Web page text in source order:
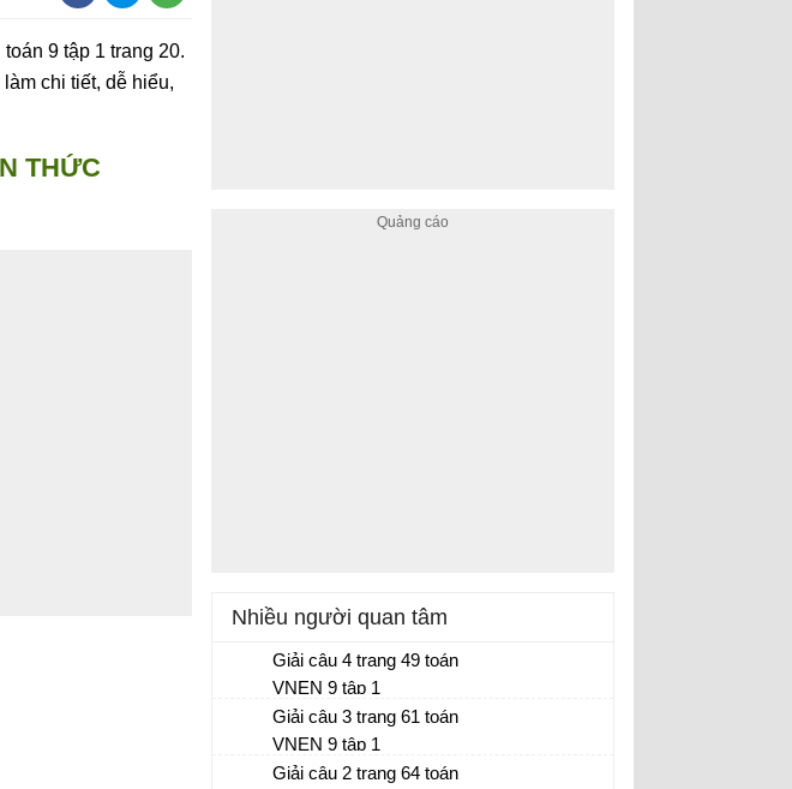
9 tập 1 trang 20.
chi tiết, dễ hiểu,
THỨC
Nhiều người quan tâm
Giải câu 4 trang 49 toán
VNEN 9 tập 1
Giải câu 3 trang 61 toán
VNEN 9 tập 1
Giải câu 2 trang 64 toán